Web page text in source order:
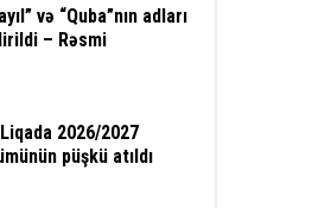
və “Quba”nın adları
– Rəsmi
2026/2027
püşkü atıldı